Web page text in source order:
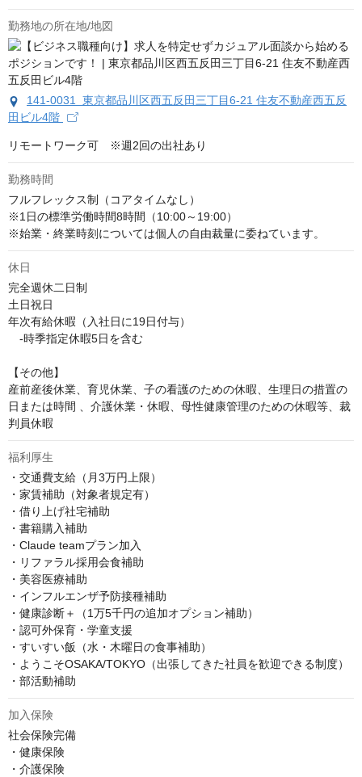
勤務地の所在地/地図
141-0031 東京都品川区西五反田三丁目6-21 住友不動産西五反
田ビル4階
リモートワーク可　※週2回の出社あり
勤務時間
フルフレックス制（コアタイムなし）
※1日の標準労働時間8時間（10:00～19:00）
※始業・終業時刻については個人の自由裁量に委ねています。
休日
完全週休二日制
土日祝日
年次有給休暇（入社日に19日付与）
-時季指定休暇5日を含む
【その他】
産前産後休業、育児休業、子の看護のための休暇、生理日の措置の
日または時間 、介護休業・休暇、母性健康管理のための休暇等、裁
判員休暇
福利厚生
・交通費支給（月3万円上限）
・家賃補助（対象者規定有）
・借り上げ社宅補助
・書籍購入補助
・Claude teamプラン加入
・リファラル採用会食補助
・美容医療補助
・インフルエンザ予防接種補助
・健康診断＋（1万5千円の追加オプション補助）
・認可外保育・学童支援
・すいすい飯（水・木曜日の食事補助）
・ようこそOSAKA/TOKYO（出張してきた社員を歓迎できる制度）
・部活動補助
加入保険
社会保険完備
・健康保険
・介護保険